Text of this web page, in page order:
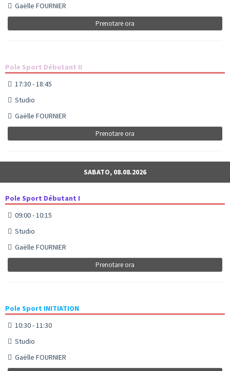
Gaëlle FOURNIER
Prenotare ora
Pole Sport Débutant II
17:30 - 18:45
Studio
Gaëlle FOURNIER
Prenotare ora
SABATO, 08.08.2026
Pole Sport Débutant I
09:00 - 10:15
Studio
Gaëlle FOURNIER
Prenotare ora
Pole Sport INITIATION
10:30 - 11:30
Studio
Gaëlle FOURNIER